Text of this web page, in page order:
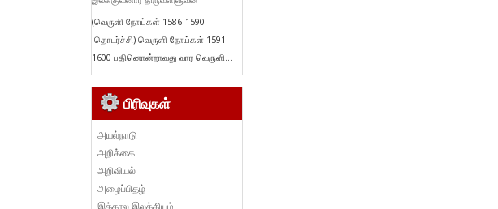
(வெருளி நோய்கள் 1586-1590
:தொடர்ச்சி) வெருளி நோய்கள் 1591-
1600 பதினொன்றாவது வார வெருளி...
பிரிவுகள்
அயல்நாடு
அறிக்கை
அறிவியல்
அழைப்பிதழ்
இக்கால இலக்கியம்